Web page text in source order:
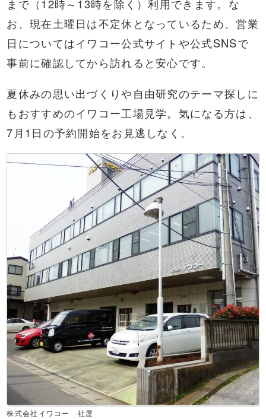
まで（12時～13時を除く）利用できます。な
お、現在土曜日は不定休となっているため、営業
日についてはイワコー公式サイトや公式SNSで
事前に確認してから訪れると安心です。
夏休みの思い出づくりや自由研究のテーマ探しに
もおすすめのイワコー工場見学。気になる方は、
7月1日の予約開始をお見逃しなく。
株式会社イワコー 社屋